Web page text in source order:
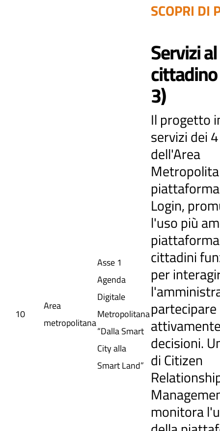
SCOPRI DI
10
Area
metropolitana
Asse 1
Agenda
Digitale
Metropolitana
“Dalla Smart
City alla
Smart Land”
Servizi al
3)
Il progetto
servizi dei
dell'Area
Login,
l'uso più
cittadini
per
partecipare
decisioni.
di Citizen
monitora